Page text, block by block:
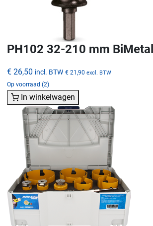
PH102 32-210 mm
€ 26,50 incl. BTW € 21,90 excl. BTW
Op voorraad (2)
In winkelwagen